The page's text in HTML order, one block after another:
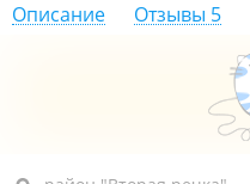
Описание Отзывы 5